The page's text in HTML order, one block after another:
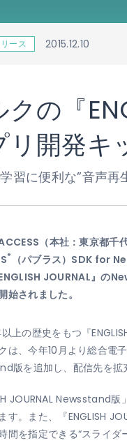
ース 2015.12.10
クの『
リ開発キ
習に便利な”音声再
（本社：東京都千
®
（パブラス）SDK for
JOURNAL』の
始されました。
上の歴史をもつ『
は、今年10月より総合電
版を追加し、配信先を拡
JOURNAL Newsstand
す。また、『ENGLISH
間を指定できる“スライ